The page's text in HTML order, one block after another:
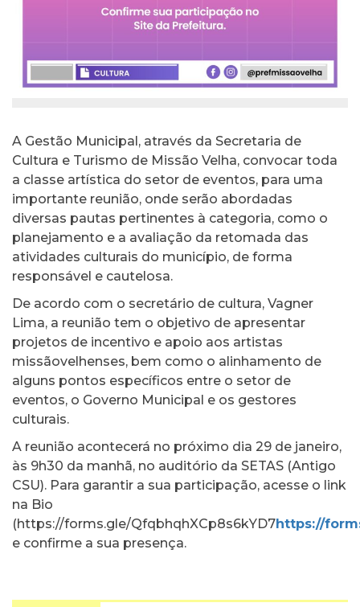
A Gestão Municipal, através da Secretaria de
Cultura e Turismo de Missão Velha, convocar toda
a classe artística do setor de eventos, para uma
importante reunião, onde serão abordadas
diversas pautas pertinentes à categoria, como o
planejamento e a avaliação da retomada das
atividades culturais do município, de forma
responsável e cautelosa.
De acordo com o secretário de cultura, Vagner
Lima, a reunião tem o objetivo de apresentar
projetos de incentivo e apoio aos artistas
missãovelhenses, bem como o alinhamento de
alguns pontos específicos entre o setor de
eventos, o Governo Municipal e os gestores
culturais.
A reunião acontecerá no próximo dia 29 de janeiro,
às 9h30 da manhã, no auditório da SETAS (Antigo
CSU). Para garantir a sua participação, acesse o link
na Bio
(https://forms.gle/QfqbhqhXCp8s6kYD7https://
e confirme a sua presença.